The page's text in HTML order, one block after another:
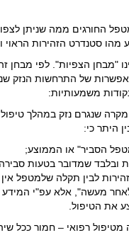
החורגים ממה שניתן
סטנדרט הזהירות הראוי
"מבחן הצפיות". לפי מבחן
של התרחשות הנזק
משמעותיות:
שנגרם נזק במהלך טיפול
היתר כי:
הסביר" או הממוצע;
ובלבד שמדובר בטעות
לבין תקלה שלמטפל
מעשה", אלא עפ"י
את הטיפול.
רפואי – חמור ככל